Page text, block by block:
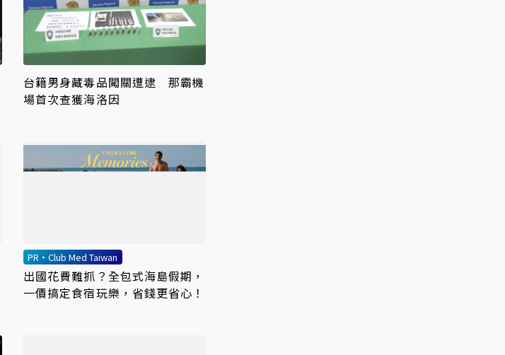
台籍男身藏毒品闖關遭逮 那霸機
場首次查獲海洛因
PR・Club Med Taiwan
出國花費難抓？全包式海島假期，
一價搞定食宿玩樂，省錢更省心！